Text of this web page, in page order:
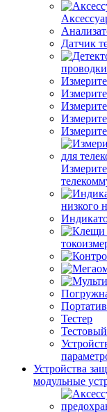
Датчик
проводки
низкого
Тестер
Устройства
модульные